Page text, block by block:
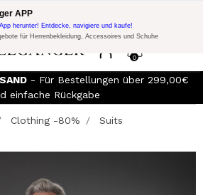
Rabatt auf 300€ Einkauf mit Code:
DOPPEL300
0
APP
herunter! Entdecke, navigiere und kaufe!
für Herrenbekleidung, Accessoires und Schuhe
- Für Bestellungen über 299,00€
einfache Rückgabe
Clothing -80%
Suits